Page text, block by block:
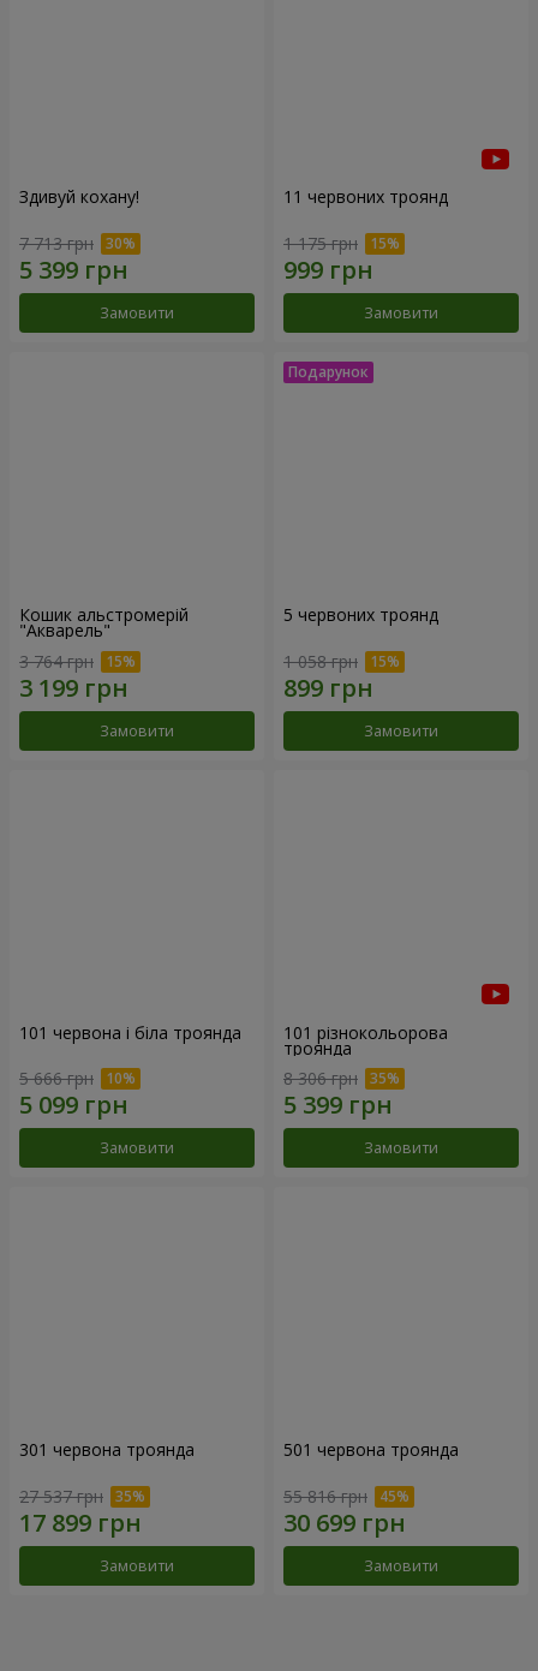
Здивуй кохану!
7 713 грн
Замовити
11 червоних троянд
1 175 грн
Замовити
Кошик альстромерій
"Акварель"
3 764 грн
Замовити
5 червоних троянд
1 058 грн
Замовити
101 червона і біла троянда
5 666 грн
Замовити
101 різнокольорова
троянда
8 306 грн
Замовити
301 червона троянда
27 537 грн
Замовити
501 червона троянда
55 816 грн
Замовити